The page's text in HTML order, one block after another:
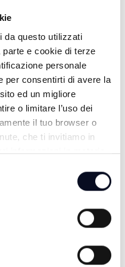
da questo utilizzati
e cookie di terze
personale
per consentirti di avere la
ed un migliore
o limitare l’uso dei
il tuo browser o
che ti invitiamo in
informazioni in materia
TUTTE LE NOTIZIE